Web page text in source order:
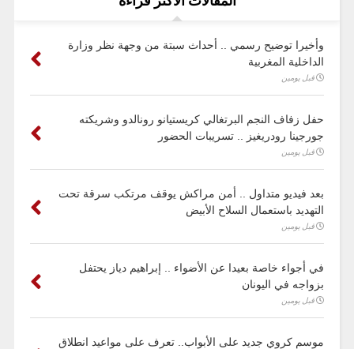
وأخيرا توضيح رسمي .. أحداث سبتة من وجهة نظر وزارة
الداخلية المغربية
قبل يومين
حفل زفاف النجم البرتغالي كريستيانو رونالدو وشريكته
جورجينا رودريغيز .. تسريبات الحضور
قبل يومين
بعد فيديو متداول .. أمن مراكش يوقف مرتكب سرقة تحت
التهديد باستعمال السلاح الأبيض
قبل يومين
في أجواء خاصة بعيدا عن الأضواء .. إبراهيم دياز يحتفل
بزواجه في اليونان
قبل يومين
موسم كروي جديد على الأبواب.. تعرف على مواعيد انطلاق